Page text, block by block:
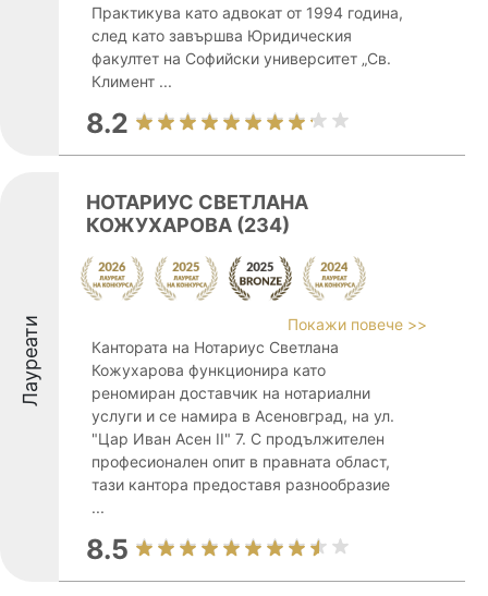
Практикува като адвокат от 1994 година,
след като завършва Юридическия
факултет на Софийски университет „Св.
Климент ...
8.2
Лауреати
НОТАРИУС СВЕТЛАНА
КОЖУХАРОВА (234)
Покажи повече >>
Кантората на Нотариус Светлана
Кожухарова функционира като
реномиран доставчик на нотариални
услуги и се намира в Асеновград, на ул.
"Цар Иван Асен II" 7. С продължителен
професионален опит в правната област,
тази кантора предоставя разнообразие
...
8.5